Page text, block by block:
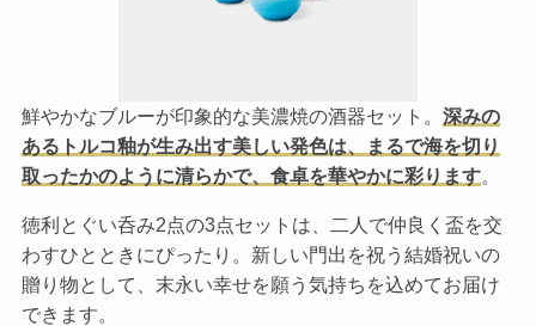
鮮やかなブルーが印象的な美濃焼の酒器セット。 深みの
あるトルコ釉が生み出す美しい発色は、まるで海を切り
取ったかのように清らかで、食卓を華やかに彩ります。
徳利とぐい呑み2点の3点セットは、二人で仲良く盃を交
わすひとときにぴったり。新しい門出を祝う結婚祝いの
贈り物として、末永い幸せを願う気持ちを込めてお届け
できます。